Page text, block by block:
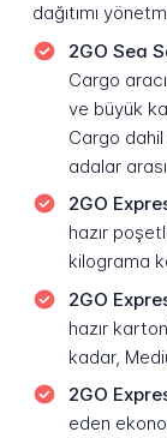
dağıtımı
2GO Sea
Cargo
ve büyük
Cargo
adalar arası
2GO
hazır
kilograma
2GO
hazır
kadar,
2GO
eden